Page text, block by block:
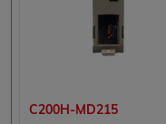
C200H-MD215